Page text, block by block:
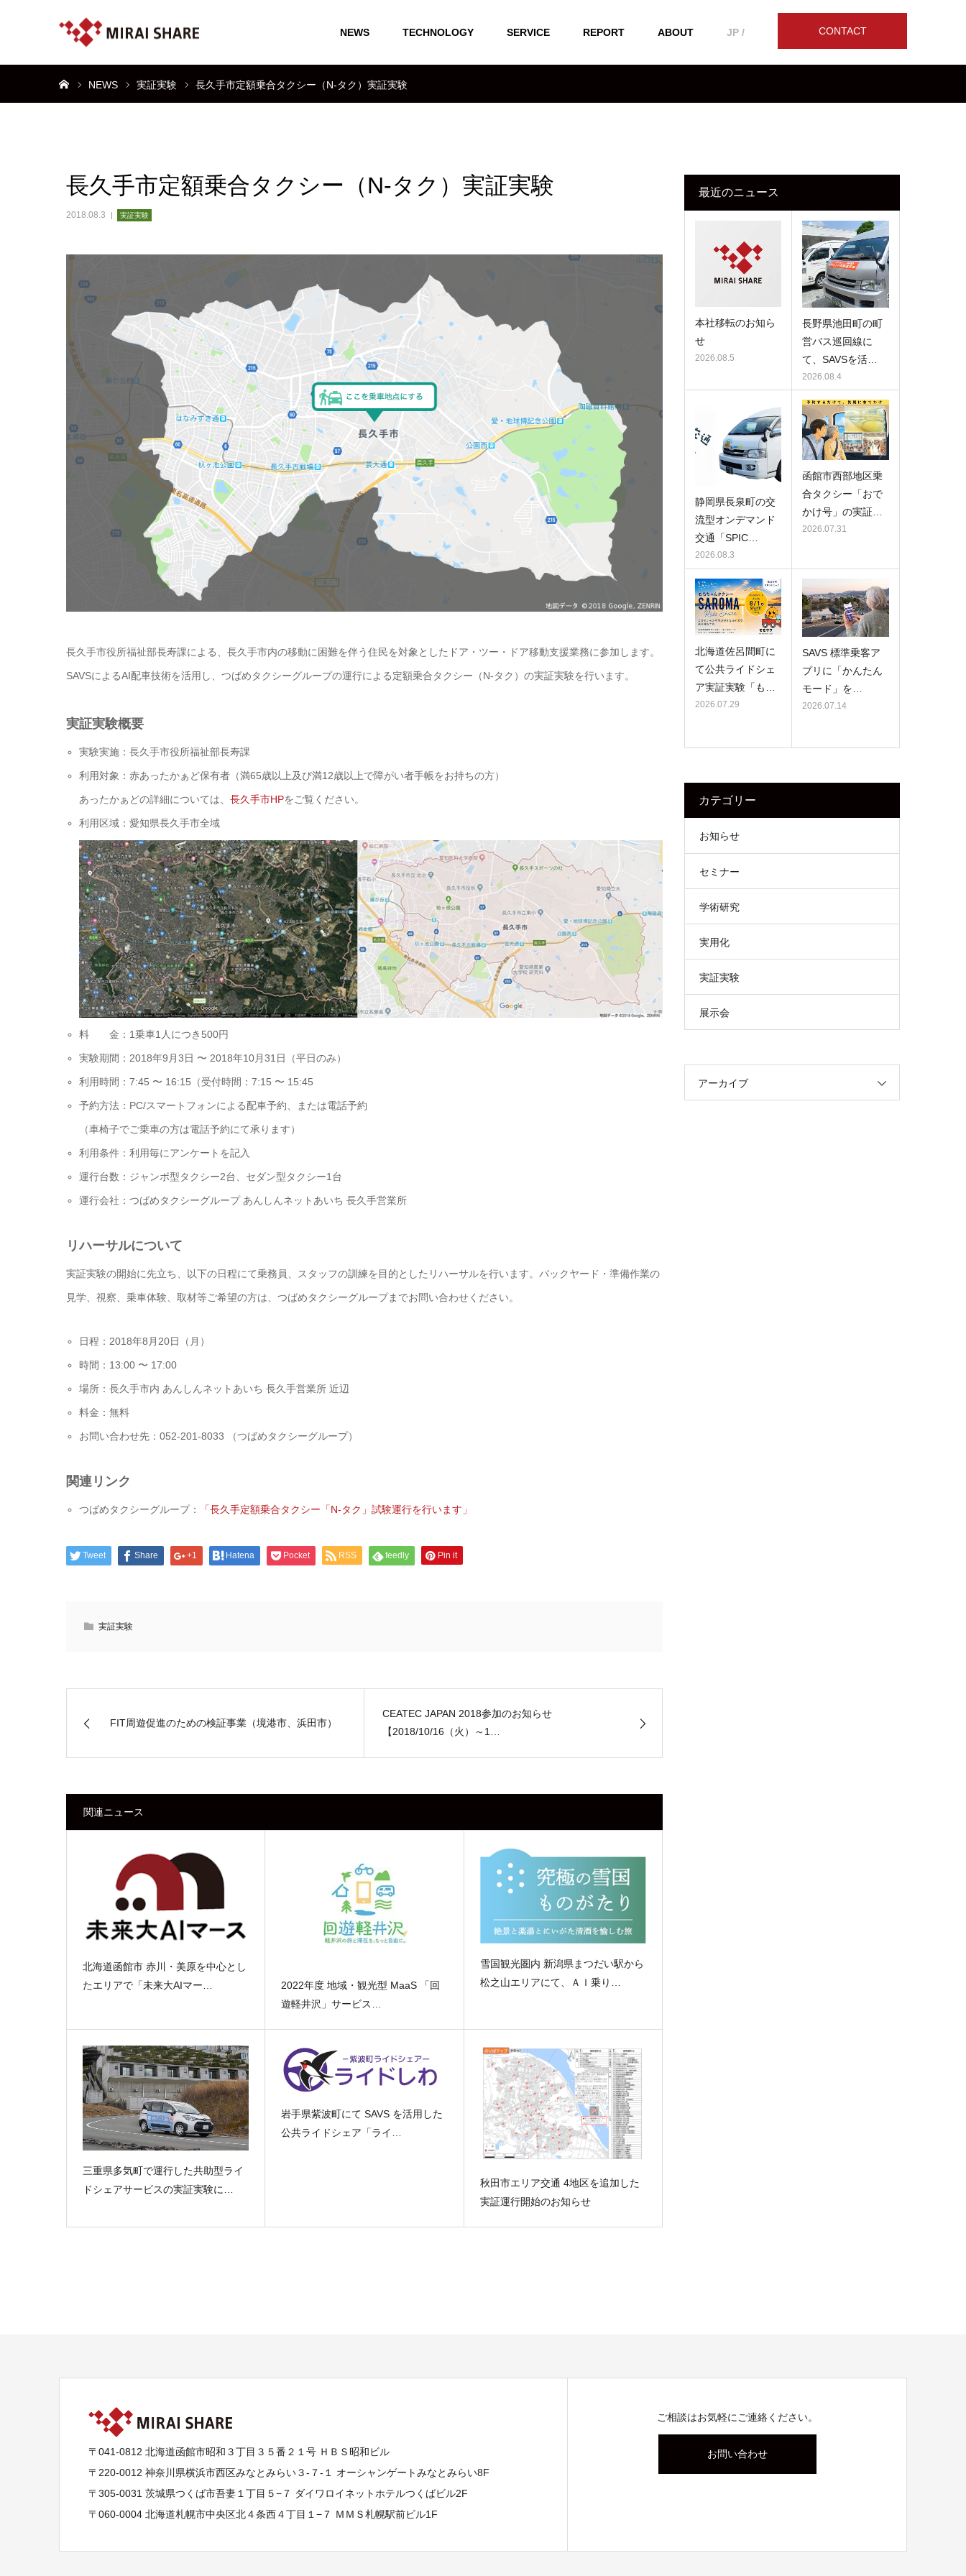
CONTACT
NEWS TECHNOLOGY SERVICE REPORT ABOUT JP /
NEWS 実証実験 長久手市定額乗合タクシー（N-タク）実証実験
長久手市定額乗合タクシー（N-タク）実証実験
2018.08.3 実証実験
長久手市役所福祉部長寿課による、長久手市内の移動に困難を伴う住民を対象としたドア・ツー・ドア移動支援業務に参加します。
SAVSによるAI配車技術を活用し、つばめタクシーグループの運行による定額乗合タクシー（N-タク）の実証実験を行います。
実証実験概要
実験実施：長久手市役所福祉部長寿課
利用対象：赤あったかぁど保有者（満65歳以上及び満12歳以上で障がい者手帳をお持ちの方）
あったかぁどの詳細については、長久手市HPをご覧ください。
利用区域：愛知県長久手市全域
料 金：1乗車1人につき500円
実験期間：2018年9月3日 〜 2018年10月31日（平日のみ）
利用時間：7:45 〜 16:15（受付時間：7:15 〜 15:45
予約方法：PC/スマートフォンによる配車予約、または電話予約
（車椅子でご乗車の方は電話予約にて承ります）
利用条件：利用毎にアンケートを記入
運行台数：ジャンボ型タクシー2台、セダン型タクシー1台
運行会社：つばめタクシーグループ あんしんネットあいち 長久手営業所
リハーサルについて
実証実験の開始に先立ち、以下の日程にて乗務員、スタッフの訓練を目的としたリハーサルを行います。バックヤード・準備作業の
見学、視察、乗車体験、取材等ご希望の方は、つばめタクシーグループまでお問い合わせください。
日程：2018年8月20日（月）
時間：13:00 〜 17:00
場所：長久手市内 あんしんネットあいち 長久手営業所 近辺
料金：無料
お問い合わせ先：052-201-8033 （つばめタクシーグループ）
関連リンク
つばめタクシーグループ： 「長久手定額乗合タクシー「N-タク」試験運行を行います」
Tweet Share +1 Hatena Pocket RSS feedly Pin it
実証実験
FIT周遊促進のための検証事業（境港市、浜田市）
CEATEC JAPAN 2018参加のお知らせ
【2018/10/16（火）～1…
関連ニュース
北海道函館市 赤川・美原を中心とし
たエリアで「未来大AIマー…
2022年度 地域・観光型 MaaS 「回
遊軽井沢」サービス…
雪国観光圏内 新潟県まつだい駅から
松之山エリアにて、ＡＩ乗り…
三重県多気町で運行した共助型ライ
ドシェアサービスの実証実験に…
岩手県紫波町にて SAVS を活用した
公共ライドシェア「ライ…
秋田市エリア交通 4地区を追加した
実証運行開始のお知らせ
最近のニュース
本社移転のお知ら
せ
2026.08.5
長野県池田町の町
営バス巡回線に
て、SAVSを活…
2026.08.4
静岡県長泉町の交
流型オンデマンド
交通「SPIC…
2026.08.3
函館市西部地区乗
合タクシー「おで
かけ号」の実証…
2026.07.31
北海道佐呂間町に
て公共ライドシェ
ア実証実験「も…
2026.07.29
SAVS 標準乗客ア
プリに「かんたん
モード」を…
2026.07.14
カテゴリー
お知らせ
セミナー
学術研究
実用化
実証実験
展示会
アーカイブ
〒041-0812 北海道函館市昭和３丁目３５番２１号 ＨＢＳ昭和ビル
〒220-0012 神奈川県横浜市西区みなとみらい３-７-１ オーシャンゲートみなとみらい8F
〒305-0031 茨城県つくば市吾妻１丁目５−７ ダイワロイネットホテルつくばビル2F
〒060-0004 北海道札幌市中央区北４条西４丁目１−７ ＭＭＳ札幌駅前ビル1F
ご相談はお気軽にご連絡ください。
お問い合わせ